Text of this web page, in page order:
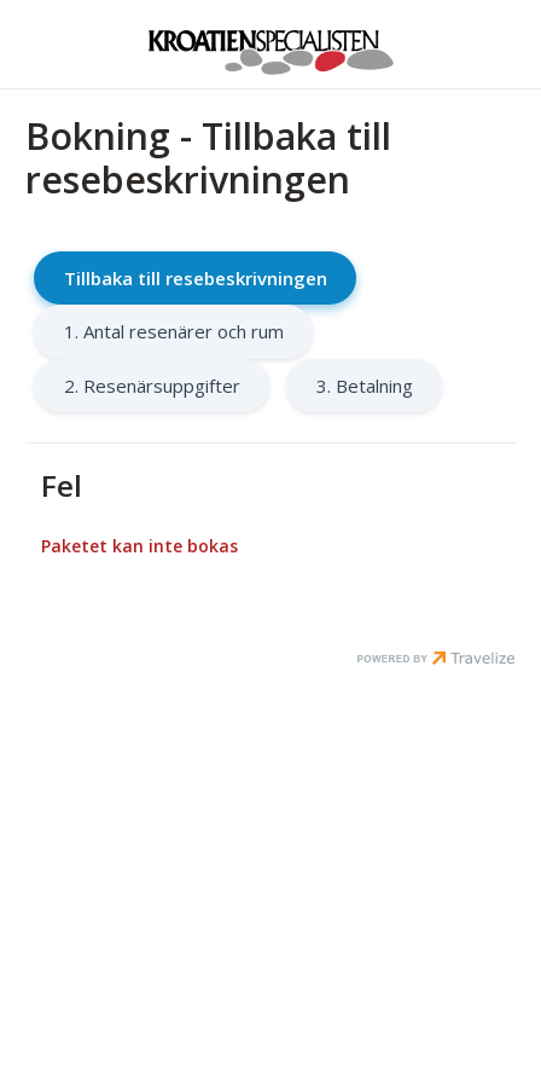
Bokning - Tillbaka till
resebeskrivningen
Tillbaka till resebeskrivningen
1. Antal resenärer och rum
2. Resenärsuppgifter 3. Betalning
Fel
Paketet kan inte bokas